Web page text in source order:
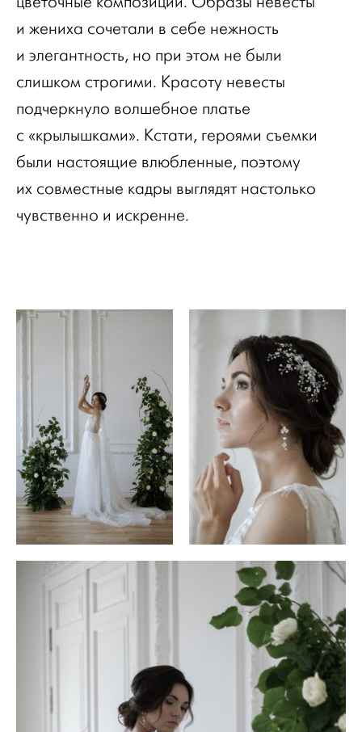
и жениха сочетали в себе нежность
и элегантность, но при этом не были
слишком строгими. Красоту невесты
подчеркнуло волшебное платье
с «крылышками». Кстати, героями съемки
были настоящие влюбленные, поэтому
их совместные кадры выглядят настолько
чувственно и искренне.